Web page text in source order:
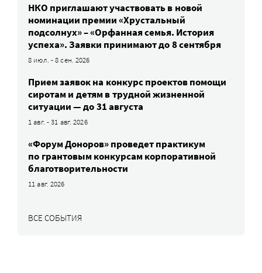
НКО приглашают участвовать в новой
номинации премии «Хрустальный
подсолнух» – «Орфанная семья. История
успеха». Заявки принимают до 8 сентября
8 июл. - 8 сен. 2026
Прием заявок на конкурс проектов помощи
сиротам и детям в трудной жизненной
ситуации — до 31 августа
1 авг. - 31 авг. 2026
«Форум Доноров» проведет практикум
по грантовым конкурсам корпоративной
благотворительности
11 авг. 2026
ВСЕ СОБЫТИЯ